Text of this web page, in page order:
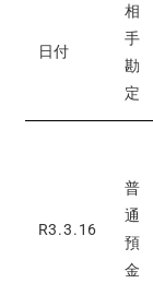
日付
相
手
勘
定
R3.3.16
普
通
預
金